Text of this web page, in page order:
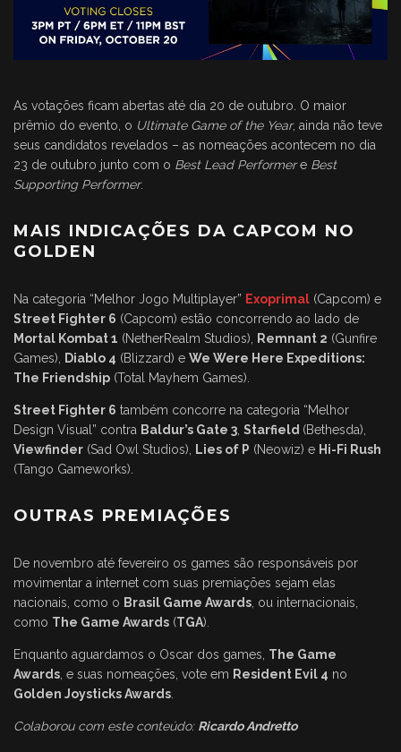
As votações ficam abertas até dia 20 de outubro. O maior
prêmio do evento, o Ultimate Game of the Year, ainda não teve
seus candidatos revelados – as nomeações acontecem no dia
23 de outubro junto com o Best Lead Performere Best
Supporting Performer.
MAIS INDICAÇÕES DA CAPCOM NO
GOLDEN
Na categoria “Melhor Jogo Multiplayer” Exoprimal (Capcom) e
Street Fighter 6 (Capcom) estão concorrendo ao lado de
Mortal Kombat 1 (NetherRealm Studios), Remnant 2 (Gunfire
Games), Diablo 4 (Blizzard) e We Were Here Expeditions:
The Friendship (Total Mayhem Games).
Street Fighter 6 também concorre na categoria “Melhor
Design Visual” contra Baldur’s Gate 3 Starfield (Bethesda),
Viewfinder (Sad Owl Studios), Lies of P (Neowiz) e Hi-Fi Rush
(Tango Gameworks).
OUTRAS PREMIAÇÕES
De novembro até fevereiro os games são responsáveis por
movimentar a internet com suas premiações sejam elas
nacionais, como o Brasil Game Awards , ou internacionais,
como The Game Awards (TGA).
Enquanto aguardamos o Oscar dos games, The Game
Awards , e suas nomeações, vote em Resident Evil 4 no
Golden Joysticks Awards
Colaborou com este conteúdo: Ricardo Andretto